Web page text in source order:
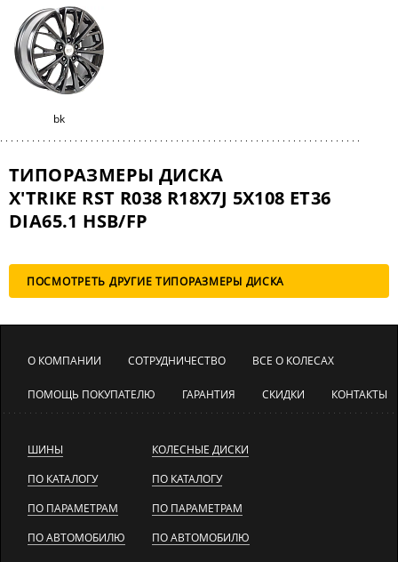
bk
ТИПОРАЗМЕРЫ ДИСКА
X'TRIKE RST R038 R18X7J 5X108 ET36
DIA65.1 HSB/FP
ПОСМОТРЕТЬ ДРУГИЕ ТИПОРАЗМЕРЫ ДИСКА
О КОМПАНИИ СОТРУДНИЧЕСТВО ВСЕ О КОЛЕСАХ
ПОМОЩЬ ПОКУПАТЕЛЮ ГАРАНТИЯ СКИДКИ КОНТАКТЫ
ШИНЫ
ПО КАТАЛОГУ
ПО ПАРАМЕТРАМ
ПО АВТОМОБИЛЮ
КОЛЕСНЫЕ ДИСКИ
ПО КАТАЛОГУ
ПО ПАРАМЕТРАМ
ПО АВТОМОБИЛЮ